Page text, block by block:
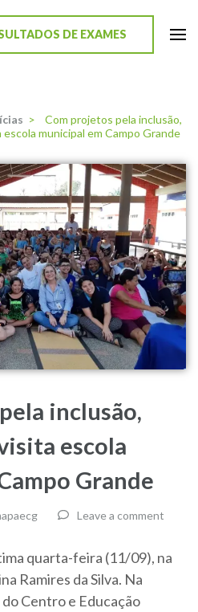
DE EXAMES
>
Com projetos pela inclusão,
municipal em Campo Grande
inclusão,
escola
Grande
Leave a comment
quarta-feira (11/09), na
Ramires da Silva. Na
Centro e Educação